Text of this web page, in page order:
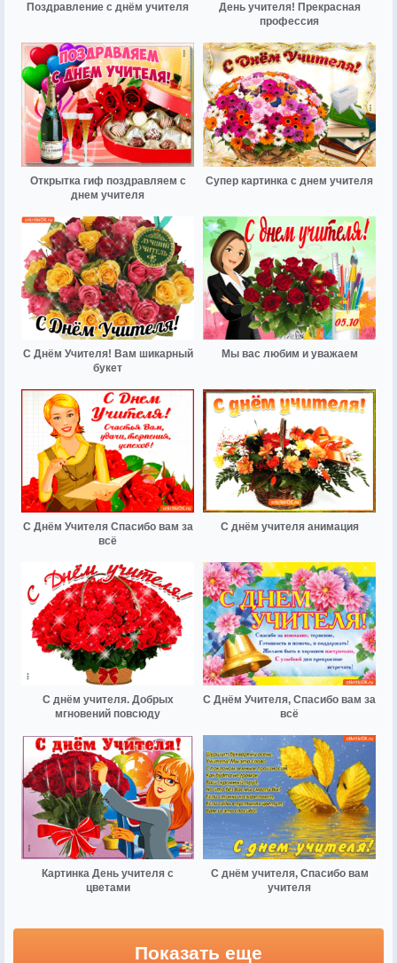
Поздравление с днём учителя
День учителя! Прекрасная
профессия
Открытка гиф поздравляем с
днем учителя
Супер картинка с днем учителя
С Днём Учителя! Вам шикарный
букет
Мы вас любим и уважаем
С Днём Учителя Спасибо вам за
всё
С днём учителя анимация
С днём учителя. Добрых
мгновений повсюду
С Днём Учителя, Спасибо вам за
всё
Картинка День учителя с
цветами
С днём учителя, Спасибо вам
учителя
Показать еще